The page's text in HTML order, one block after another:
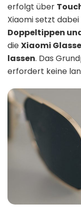
erfolgt über
Xiaomi setzt
Doppeltippen
dieXiaomi
lassen. Das
erfordert keine